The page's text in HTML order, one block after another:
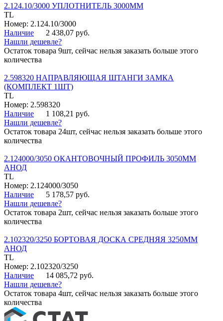
2.124.10/3000 УПЛОТНИТЕЛЬ 3000ММ
TL
Номер: 2.124.10/3000
Наличие
2 438,07 руб.
Нашли дешевле?
Остаток товара 9шт, сейчас нельзя заказать больше этого
количества
2.598320 НАПРАВЛЯЮЩАЯ ШТАНГИ ЗАМКА
(КОМПЛЕКТ 1ШТ)
TL
Номер: 2.598320
Наличие
1 108,21 руб.
Нашли дешевле?
Остаток товара 24шт, сейчас нельзя заказать больше этого
количества
2.124000/3050 ОКАНТОВОЧНЫЙ ПРОФИЛЬ 3050ММ
АНОД
TL
Номер: 2.124000/3050
Наличие
5 178,57 руб.
Нашли дешевле?
Остаток товара 2шт, сейчас нельзя заказать больше этого
количества
2.102320/3250 БОРТОВАЯ ДОСКА СРЕДНЯЯ 3250ММ
АНОД
TL
Номер: 2.102320/3250
Наличие
14 085,72 руб.
Нашли дешевле?
Остаток товара 4шт, сейчас нельзя заказать больше этого
количества